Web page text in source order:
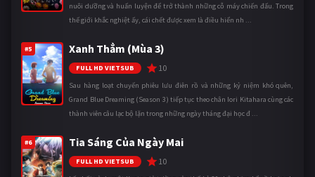
nuôi dưỡng và huấn luyện để trở thành những cỗ máy chiến đấu. Trong
thế giới khắc nghiệt ấy, cái chết được xem là điều hiển nh ...
#5 Xanh Thẳm (Mùa 3)
FULL HD VIETSUB 10
Sau hàng loạt chuyến phiêu lưu điên rồ và những kỷ niệm khó quên,
Grand Blue Dreaming (Season 3) tiếp tục theo chân Iori Kitahara cùng các
thành viên câu lạc bộ lặn trong những ngày tháng đại học đ ...
#6 Tia Sáng Của Ngày Mai
FULL HD VIETSUB 10